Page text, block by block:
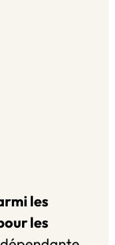
les
les